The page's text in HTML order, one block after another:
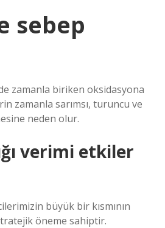
sebep
zamanla biriken oksidasyona
zamanla sarımsı, turuncu ve
neden olur.
verimi etkiler
büyük bir kısmının
öneme sahiptir.